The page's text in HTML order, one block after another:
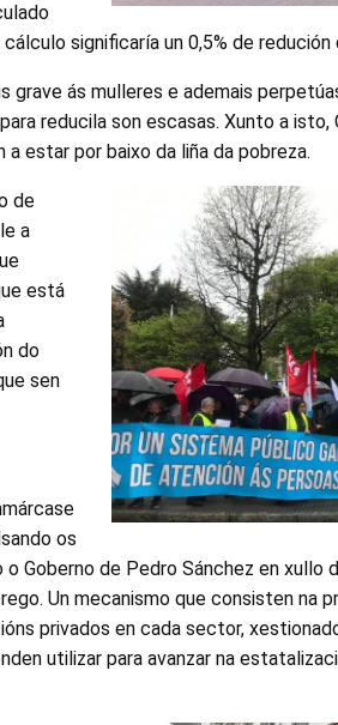
significaría un 0,5% de redución
grave ás mulleres e ademais
reducila son escasas. Xunto a isto,
a estar por baixo da liña da pobreza.
de
a
está
do
sen
os
Goberno de Pedro Sánchez en xullo
Un mecanismo que consisten na
privados en cada sector,
utilizar para avanzar na